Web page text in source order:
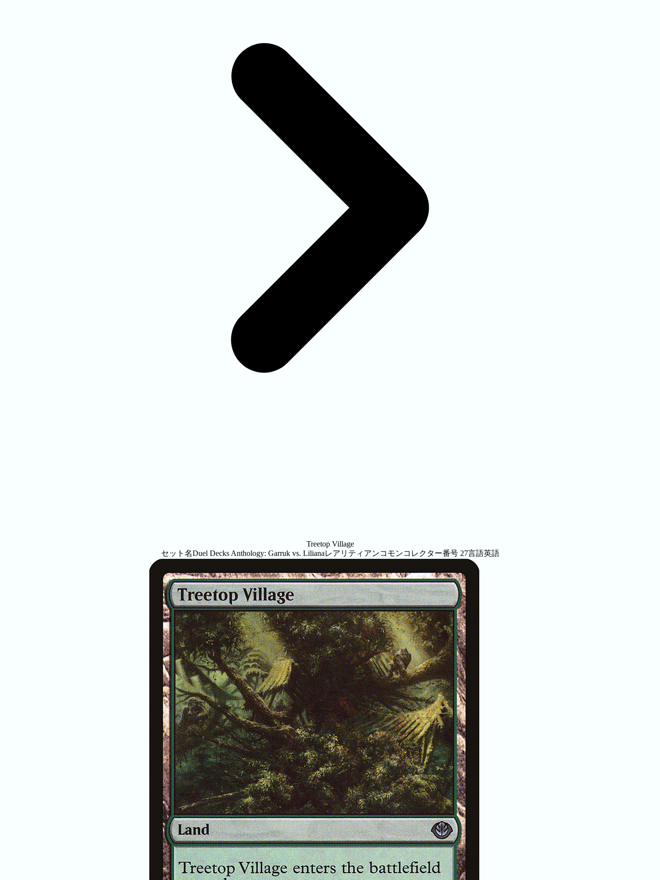
Treetop Village
セット名Duel Decks Anthology: Garruk vs. Lilianaレアリティ アンコモンコレクター番号27言語英語